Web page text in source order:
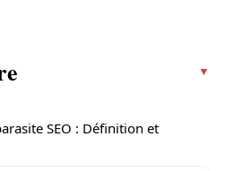
SEO : Définition et